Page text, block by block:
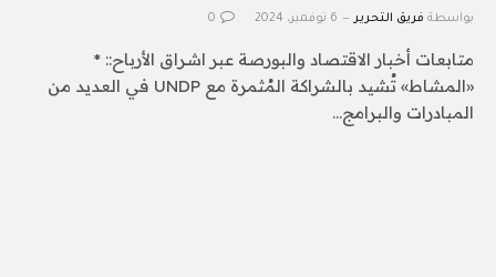
بواسطة فريق التحرير 6 نوفمبر، 2024 0
متابعات أخبار الاقتصاد والبورصة عبر اشراق الأرباح:: *
«المشاط» تُشيد بالشراكة المُثمرة مع UNDP في العديد من
المبادرات والبرامج…